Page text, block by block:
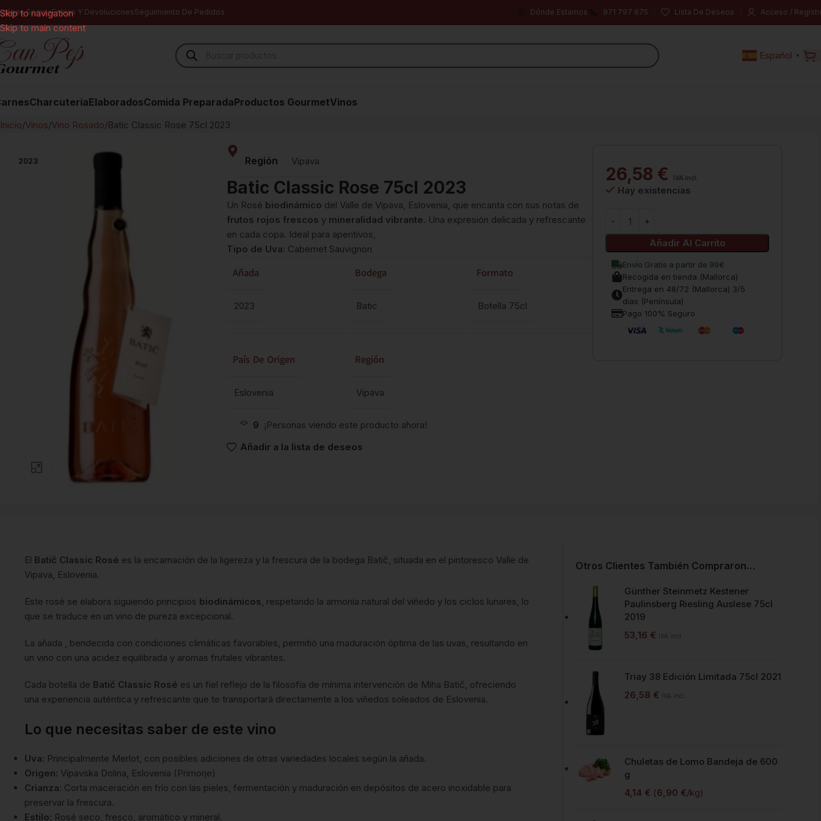
Skip to navigation
Skip to main content
SomosEnvíos Y DevolucionesSeguimiento De Pedidos Dónde Estamos 971 797 675 Lista De Deseos Acceso /
Español ▼
CharcuteríaElaboradosComida PreparadaProductos GourmetVinos
Inicio Vinos Vino Rosado Batic Classic Rose 75cl 2023
2023 Región Vipava
Batic Classic Rose 75cl 2023
Un Rosé biodinámico del Valle de Vipava, Eslovenia, que encanta con sus notas de
frutos rojos frescos y mineralidad vibrante. Una expresión delicada y refrescante
en cada copa. Ideal para aperitivos,
Tipo de Uva: Cabernet Sauvignon
Añada
2023
Bodega
Batic
Formato
Botella 75cl
País De Origen
Eslovenia
Región
Vipava
9 ¡Personas viendo este producto ahora!
Añadir a la lista de deseos
26,58 € IVA incl.
Hay existencias
Añadir Al Carrito
Envío Gratis a partir de 99€
Recogida en tienda (Mallorca)
Entrega en 48/72 (Mallorca) 3/5
días (Península)
Pago 100% Seguro
El Batič Classic Rosé es la encarnación de la ligereza y la frescura de la bodega Batič, situada en el pintoresco Valle de
Vipava, Eslovenia.
Este rosé se elabora siguiendo principios biodinámicos, respetando la armonía natural del viñedo y los ciclos lunares, lo
que se traduce en un vino de pureza excepcional.
La añada , bendecida con condiciones climáticas favorables, permitió una maduración óptima de las uvas, resultando en
un vino con una acidez equilibrada y aromas frutales vibrantes.
Cada botella de Batič Classic Rosé es un fiel reflejo de la filosofía de mínima intervención de Miha Batič, ofreciendo
una experiencia auténtica y refrescante que te transportará directamente a los viñedos soleados de Eslovenia.
Lo que necesitas saber de este vino
Uva: Principalmente Merlot, con posibles adiciones de otras variedades locales según la añada.
Origen: Vipavska Dolina, Eslovenia (Primorje)
Crianza: Corta maceración en frío con las pieles, fermentación y maduración en depósitos de acero inoxidable para
preservar la frescura.
Estilo: Rosé seco, fresco, aromático y mineral.
Otros Clientes También Compraron…
Günther Steinmetz Kestener
Paulinsberg Riesling Auslese 75cl
2019
53,16 € IVA incl.
Triay 38 Edición Limitada 75cl 2021
26,58 € IVA incl.
Chuletas de Lomo Bandeja de 600
g
4,14 € (6,90 €/kg)